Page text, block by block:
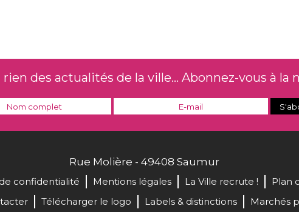
des actualités de la ville... Abonnez-vous à la
Rue Molière - 49408 Saumur
de confidentialité Mentions légales La Ville recrute !
Plan
Télécharger le logo Labels & distinctions Marchés